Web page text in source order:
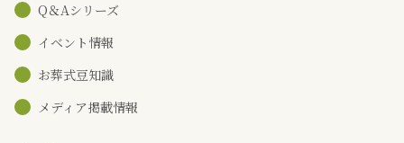
Q＆Aシリーズ
イベント情報
お葬式豆知識
メディア掲載情報